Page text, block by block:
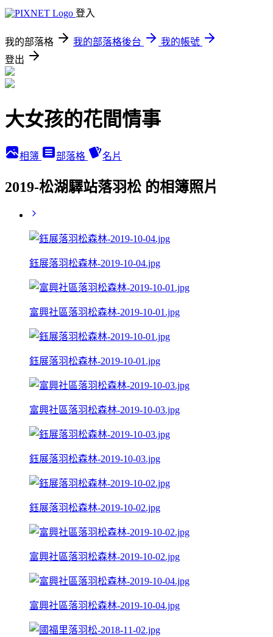
登入
我的部落格 我的部落格後台
我的帳號
登出
大女孩的花間情事
相簿 部落格 名片
2019-松湖驛站落羽松 的相簿照片
鈺展落羽松森林-2019-10-04.jpg
富興社區落羽松森林-2019-10-01.jpg
鈺展落羽松森林-2019-10-01.jpg
富興社區落羽松森林-2019-10-03.jpg
鈺展落羽松森林-2019-10-03.jpg
鈺展落羽松森林-2019-10-02.jpg
富興社區落羽松森林-2019-10-02.jpg
富興社區落羽松森林-2019-10-04.jpg